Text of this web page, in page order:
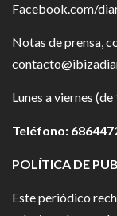
Facebook.com/
Notas de prensa,
Lunes a viernes
Teléfono:
POLÍTICA DE
Este periódico